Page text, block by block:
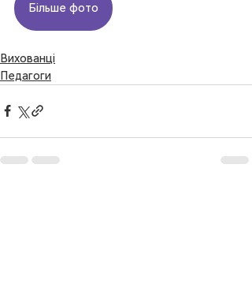
Більше фото
Вихованці
Педагоги